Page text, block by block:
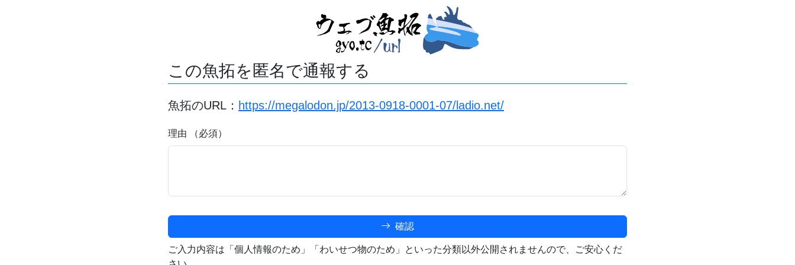
この魚拓を匿名で通報する
魚拓のURL： https://megalodon.jp/2013-0918-0001-07/ladio.net/
理由 （必須）
確認
ご入力内容は「個人情報のため」「わいせつ物のため」といった分類以外公開されませんので、ご安心くだ